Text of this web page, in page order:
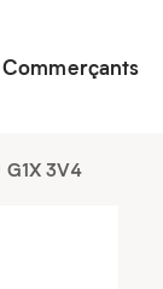
Commerçants
G1X 3V4